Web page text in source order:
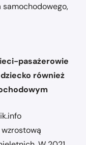
pasażerowie
również